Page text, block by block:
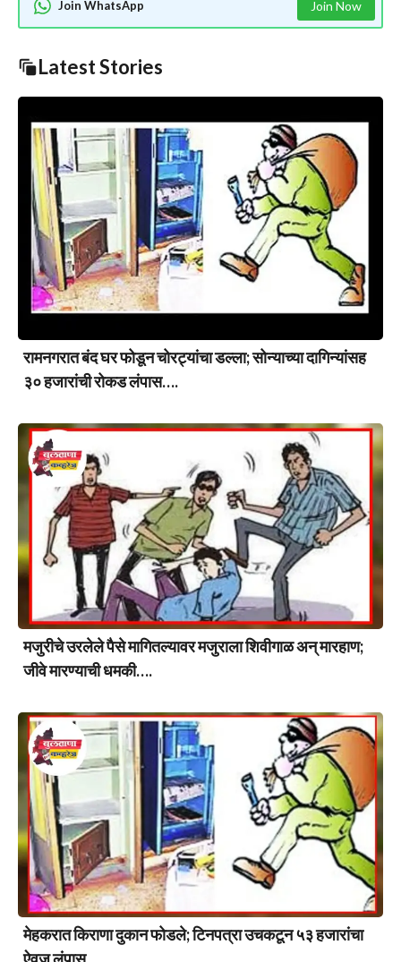
Join WhatsApp Join Now
Latest Stories
रामनगरात बंद घर फोडून चोरट्यांचा डल्ला; सोन्याच्या दागिन्यांसह
३० हजारांची रोकड लंपास….
मजुरीचे उरलेले पैसे मागितल्यावर मजुराला शिवीगाळ अन् मारहाण;
जीवे मारण्याची धमकी….
मेहकरात किराणा दुकान फोडले; टिनपत्रा उचकटून ५३ हजारांचा